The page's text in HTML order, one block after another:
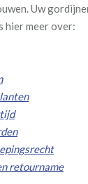
Uw
hier meer over:
retourname